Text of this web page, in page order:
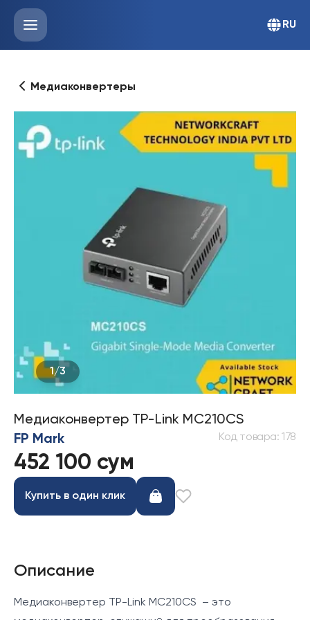
RU
Медиаконвертеры
1/3
Медиаконвертер TP-Link MC210CS
FP Mark
Код товара:178
452 100 сум
Купить в один клик
Описание
Медиаконвертер TP-Link MC210CS – это